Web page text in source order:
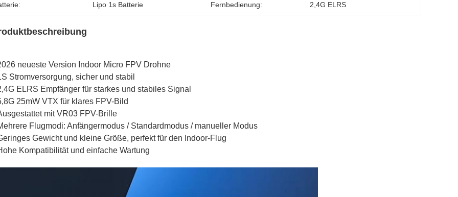
Lipo 1s Batterie Fernbedienung: 2,4G ELRS
neueste Version Indoor Micro FPV Drohne
Stromversorgung, sicher und stabil
ELRS Empfänger für starkes und stabiles Signal
25mW VTX für klares FPV-Bild
mit VR03 FPV-Brille
Flugmodi: Anfängermodus / Standardmodus / manueller Modus
Gewicht und kleine Größe, perfekt für den Indoor-Flug
Kompatibilität und einfache Wartung